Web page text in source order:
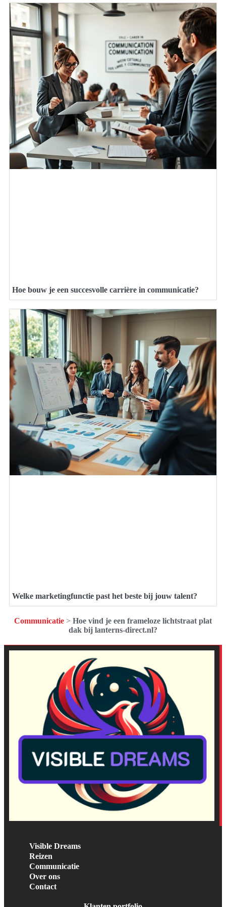
Hoe bouw je een succesvolle carrière in communicatie?
Welke marketingfunctie past het beste bij jouw talent?
Communicatie > Hoe vind je een frameloze lichtstraat plat
dak bij lanterns-direct.nl?
Visible Dreams
Reizen
Communicatie
Over ons
Contact